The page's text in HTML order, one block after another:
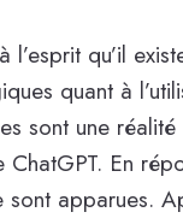
l’esprit qu’il
quant à
sont une
ChatGPT. En
sont apparues.